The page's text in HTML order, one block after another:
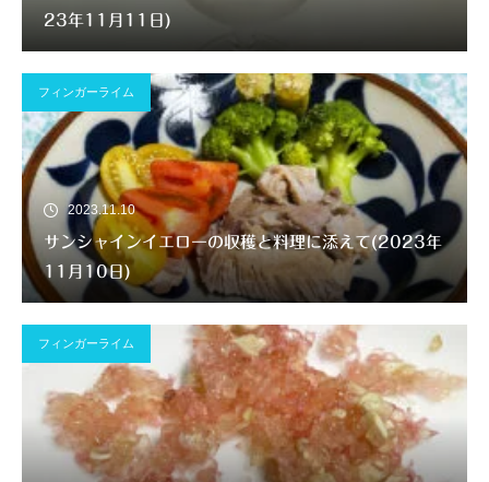
23年11月11日)
フィンガーライム
2023.11.10
サンシャインイエローの収穫と料理に添えて(2023年
11月10日)
フィンガーライム